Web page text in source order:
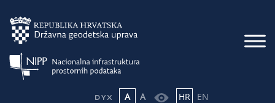
A A HR EN